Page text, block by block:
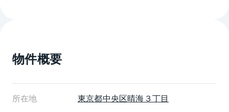
・システムキッチン交換
・浴室設備交換
・洗面化粧台交換
・トイレ設備交換（温水洗浄機能付き）
物件概要
所在地 東京都中央区晴海３丁目